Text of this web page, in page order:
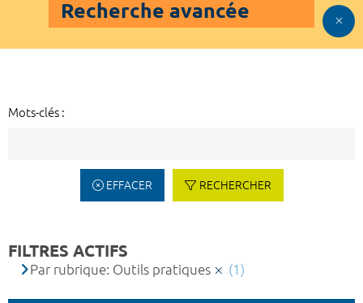
Recherche avancée
Mots-clés :
EFFACER RECHERCHER
FILTRES ACTIFS
Par rubrique: Outils pratiques (1)